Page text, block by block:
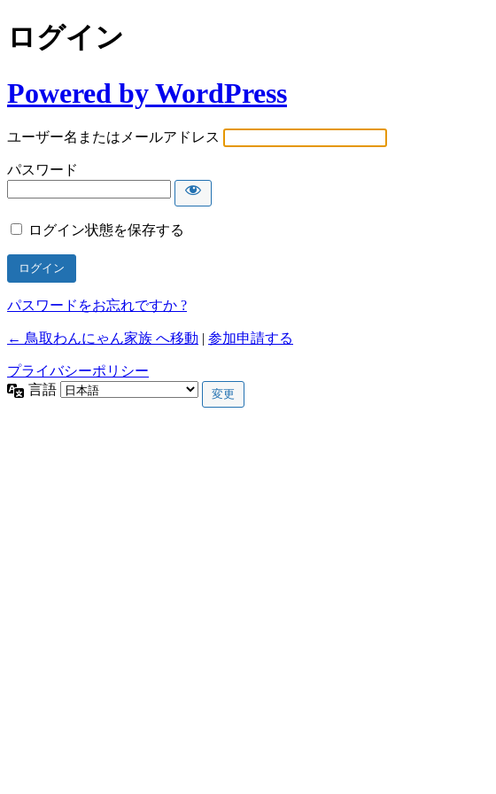
ログイン
Powered by WordPress
ユーザー名またはメールアドレス
パスワード
ログイン状態を保存する
パスワードをお忘れですか ?
← 鳥取わんにゃん家族 へ移動 | 参加申請する
プライバシーポリシー
言語